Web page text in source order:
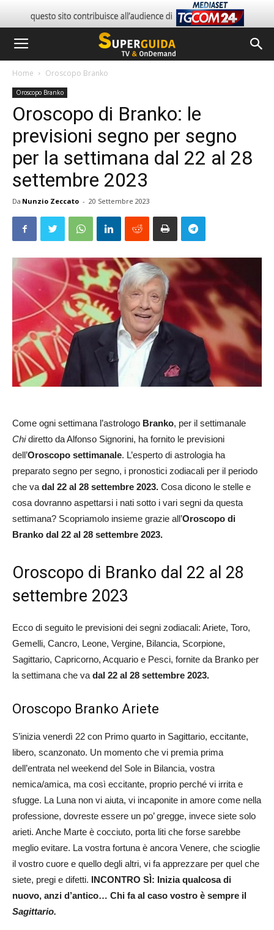
Home Oroscopo Branko
Oroscopo Branko
Oroscopo di Branko: le
previsioni segno per segno
per la settimana dal 22 al 28
settembre 2023
Da Nunzio Zeccato - 20 Settembre 2023
Come ogni settimana l’astrologo Branko, per il settimanale
Chidiretto da Alfonso Signorini, ha fornito le previsioni
dell’Oroscopo settimanale. L’esperto di astrologia ha
preparato segno per segno, i pronostici zodiacali per il periodo
che va dal 22 al 28 settembre 2023. Cosa dicono le stelle e
cosa dovranno aspettarsi i nati sotto i vari segni da questa
settimana? Scopriamolo insieme grazie all’Oroscopo di
Branko dal 22 al 28 settembre 2023.
Oroscopo di Branko dal 22 al 28
settembre 2023
Ecco di seguito le previsioni dei segni zodiacali: Ariete, Toro,
Gemelli, Cancro, Leone, Vergine, Bilancia, Scorpione,
Sagittario, Capricorno, Acquario e Pesci, fornite da Branko per
la settimana che va dal 22 al 28 settembre 2023.
Oroscopo Branko Ariete
S’inizia venerdì 22 con Primo quarto in Sagittario, eccitante,
libero, scanzonato. Un momento che vi premia prima
dell’entrata nel weekend del Sole in Bilancia, vostra
nemica/amica, ma così eccitante, proprio perché vi irrita e
sfugge. La Luna non vi aiuta, vi incaponite in amore come nella
professione, dovreste essere un po’ gregge, invece siete solo
arieti. Anche Marte è cocciuto, porta liti che forse sarebbe
meglio evitare. La vostra fortuna è ancora Venere, che scioglie
il vostro cuore e quello degli altri, vi fa apprezzare per quel che
siete, pregi e difetti. INCONTRO SÌ: Inizia qualcosa di
nuovo, anzi d’antico… Chi fa al caso vostro è sempre il
Sagittario.